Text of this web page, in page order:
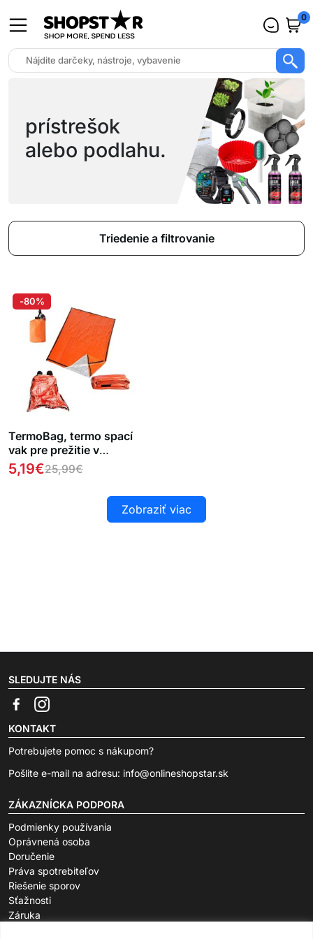
0
prístrešok
alebo podlahu.
Triedenie a filtrovanie
TermoBag, termo spací
vak pre prežitie v
núdzových a
poveternostných
5,19€25,99€
-80%
Zobraziť viac
SLEDUJTE NÁS
KONTAKT
Potrebujete pomoc s nákupom?
Pošlite e-mail na adresu: info@onlineshopstar.sk
ZÁKAZNÍCKA PODPORA
Podmienky používania
Oprávnená osoba
Doručenie
Práva spotrebiteľov
Riešenie sporov
Sťažnosti
Záruka